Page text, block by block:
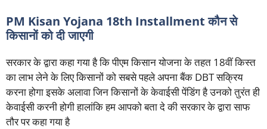
PM Kisan Yojana 18th Installment कौन से
किसानों को दी जाएगी
सरकार के द्वारा कहा गया है कि पीएम किसान योजना के तहत 18वीं किस्त
का लाभ लेने के लिए किसानों को सबसे पहले अपना बैंक DBT सक्रिय
करना होगा इसके अलावा जिन किसानों के केवाईसी पेंडिंग है उनको तुरंत ही
केवाईसी करनी होगी हालांकि हम आपको बता दे की सरकार के द्वारा साफ
तौर पर कहा गया है